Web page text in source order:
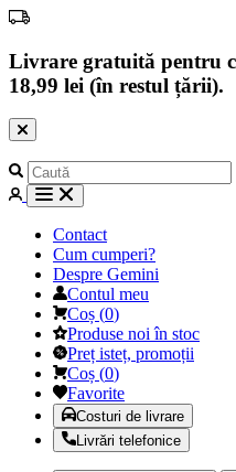
Livrare gratuită pentru
18,99 lei (în restul țării).
Contact
Cum cumperi?
Despre Gemini
Contul meu
Coș (0)
Produse noi în stoc
Preț isteț, promoții
Coș (0)
Favorite
Costuri de livrare
Livrări telefonice